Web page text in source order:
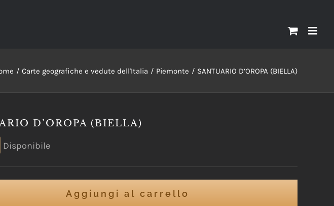
Carte geografiche e vedute dell'Italia Piemonte SANTUARIO D’OROPA (BIELLA)
D’OROPA (BIELLA)
Disponibile
Aggiungi al carrello